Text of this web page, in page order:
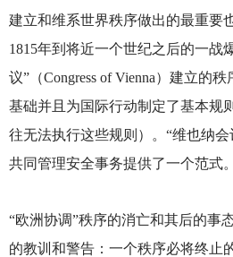
建立和维系世界秩序做出的最重要
1815年到将近一个世纪之后的一战
议”（Congress of Vienna）建立的
基础并且为国际行动制定了基本规
往无法执行这些规则）。“维也纳
共同管理安全事务提供了一个范式。
“欧洲协调”秩序的消亡和其后的事
的教训和警告：一个秩序必将终止